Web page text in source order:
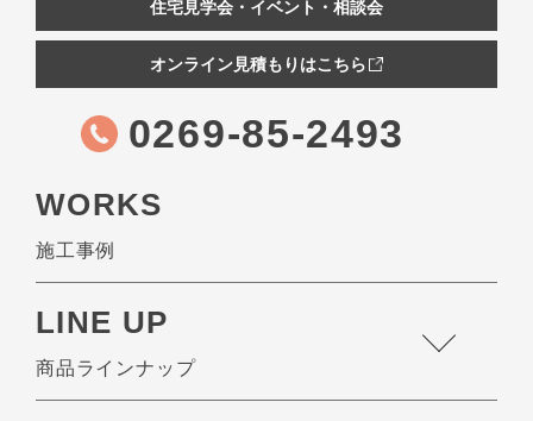
住宅見学会・イベント・相談会
オンライン見積もりはこちら
0269-85-2493
WORKS
施工事例
LINE UP
商品ラインナップ